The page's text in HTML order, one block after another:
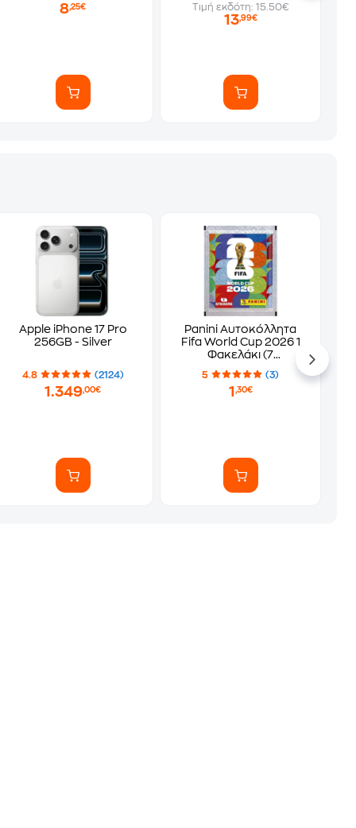
8,25€
Τιμή εκδότη: 15.50€
13,99€
Apple iPhone 17 Pro
256GB - Silver
4.8 (2124)
1.349,00€
Panini Αυτοκόλλητα
Fifa World Cup 2026 1
Φακελάκι (7
Αυτοκόλλητα)
5 (3)
1 ,30€